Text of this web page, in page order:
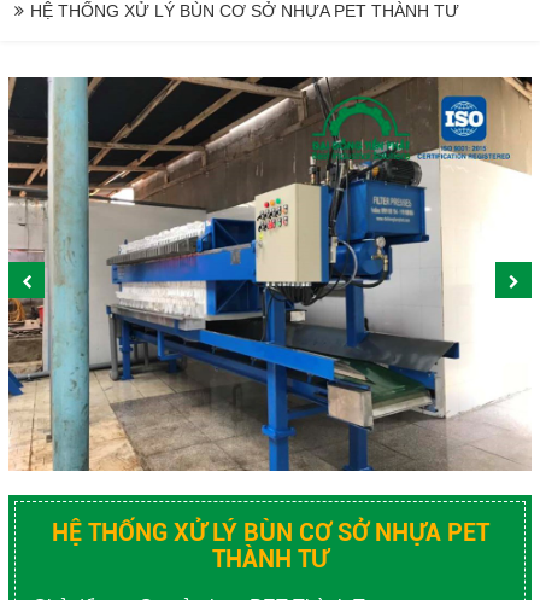
NGÀNH PHÂN BÓN
NGÀNH SẮT THÉP - KIM LOẠI
NGÀNH SẢN XUẤT BAO BÌ
NGÀNH GỐM XỨ
SẢN XUẤT NHỰA
NGÀNH GIẤY - BỘT GIẤY
NGÀNH Y TẾ - DƯỢC PHẨM
NGÀNH NGHỀ KHÁC
Close
HỆ THỐNG XỬ LÝ BÙN CƠ SỞ NHỰA PET THÀNH TƯ
HỆ THỐNG XỬ LÝ BÙN CƠ SỞ NHỰA PET
THÀNH TƯ